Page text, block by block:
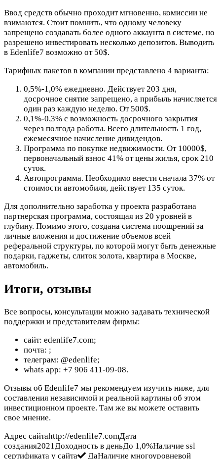
Ввод средств обычно проходит мгновенно, комиссии не
взимаются. Стоит помнить, что одному человеку
запрещено создавать более одного аккаунта в системе, но
разрешено инвестировать несколько депозитов. Выводить
в Edenlife7 возможно от 50$.
Тарифных пакетов в компании представлено 4 варианта:
0,5%-1,0% ежедневно. Действует 203 дня,
досрочное снятие запрещено, а прибыль начисляется
один раз каждую неделю. От 500$.
0,1%-0,3% с возможность досрочного закрытия
через полгода работы. Всего длительность 1 год,
ежемесячное начисление дивидендов.
Программа по покупке недвижимости. От 10000$,
первоначальный взнос 41% от цены жилья, срок 210
суток.
Автопрограмма. Необходимо внести сначала 37% от
стоимости автомобиля, действует 135 суток.
Для дополнительно заработка у проекта разработана
партнерская программа, состоящая из 20 уровней в
глубину. Помимо этого, создана система поощрений за
личные вложения и достижение объемов всей
реферальной структуры, по которой могут быть денежные
подарки, гаджеты, слиток золота, квартира в Москве,
автомобиль.
Итоги, отзывы
Все вопросы, консультации можно задавать технической
поддержки и представителям фирмы:
сайт: edenlife7.com;
почта: ;
телеграм: @edenlife;
whats app: +7 906 411-09-08.
Отзывы об Edenlife7 мы рекомендуем изучить ниже, для
составления независимой и реальной картины об этом
инвестиционном проекте. Там же вы можете оставить
свое мнение.
Адрес сайтаhttp://edenlife7.comДата
создания2021Доходность в деньДо 1,0%Наличие ssl
сертификата у сайта
ДаНаличие многоуровневой